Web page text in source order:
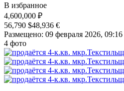
В избранное
4,600,000 ₽
56,790 $48,936 €
Размещено: 09 февраля 2026, 09:16
4 фото